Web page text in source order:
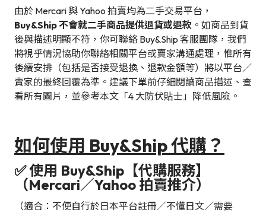
由於 Mercari 與 Yahoo 拍賣均為二手交易平台，
Buy&Ship 不會就二手商品提供退貨或退款 。如商品到貨
後與描述明顯不符，你可聯絡 Buy&Ship 客服團隊，我們
將視乎情況協助你聯絡相關平台或賣家溝通處理，惟所有
後續安排（包括是否接受退換、退款金額等）將以平台／
賣家的最終回覆為準。建議下單前仔細閱讀商品描述、查
看所有圖片，並參考本文「4 大防伏貼士」降低風險。
如何使用 Buy&Ship 代購？
✅ 使用 Buy&Ship【代購服務】
（Mercari／Yahoo 拍賣推介）
（適合：不便自行於日本平台註冊／不懂日文／需要